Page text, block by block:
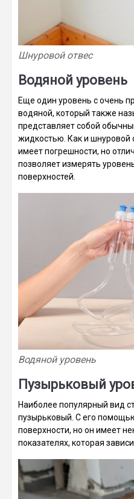
Шнуровой отвес
Водяной уровень
Еще один уровень с очень
водяной, который также
представляет собой
жидкостью. Как и шнуровой
имеет погрешности, но
позволяет измерять
поверхностей.
Водяной уровень
Пузырьковый
Наиболее популярный вид
пузырьковый. С его
поверхности, но он имеет
показателях, которая